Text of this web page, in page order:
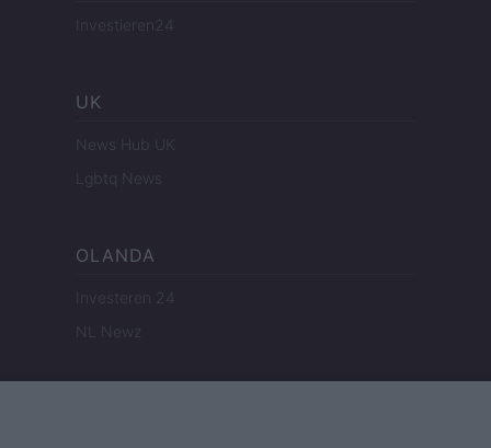
Investieren24
UK
News Hub UK
Lgbtq News
OLANDA
Investeren 24
NL Newz